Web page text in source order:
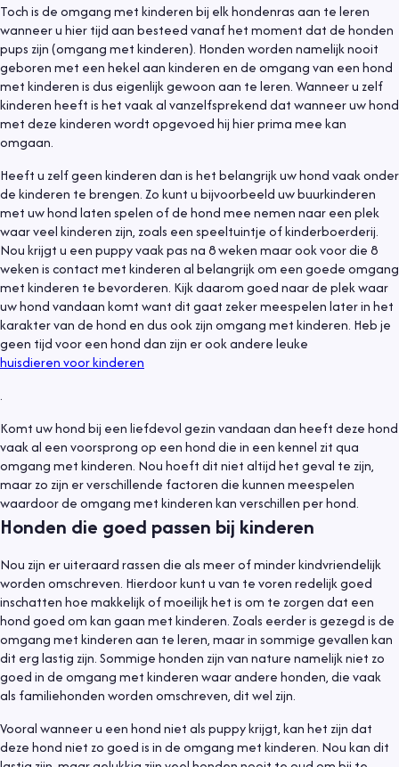
Toch is de omgang met kinderen bij elk hondenras aan te leren
wanneer u hier tijd aan besteed vanaf het moment dat de honden
pups zijn (omgang met kinderen). Honden worden namelijk nooit
geboren met een hekel aan kinderen en de omgang van een hond
met kinderen is dus eigenlijk gewoon aan te leren. Wanneer u zelf
kinderen heeft is het vaak al vanzelfsprekend dat wanneer uw hond
met deze kinderen wordt opgevoed hij hier prima mee kan
omgaan.
Heeft u zelf geen kinderen dan is het belangrijk uw hond vaak onder
de kinderen te brengen. Zo kunt u bijvoorbeeld uw buurkinderen
met uw hond laten spelen of de hond mee nemen naar een plek
waar veel kinderen zijn, zoals een speeltuintje of kinderboerderij.
Nou krijgt u een puppy vaak pas na 8 weken maar ook voor die 8
weken is contact met kinderen al belangrijk om een goede omgang
met kinderen te bevorderen. Kijk daarom goed naar de plek waar
uw hond vandaan komt want dit gaat zeker meespelen later in het
karakter van de hond en dus ook zijn omgang met kinderen. Heb je
geen tijd voor een hond dan zijn er ook andere leuke
huisdieren voor kinderen
.
Komt uw hond bij een liefdevol gezin vandaan dan heeft deze hond
vaak al een voorsprong op een hond die in een kennel zit qua
omgang met kinderen. Nou hoeft dit niet altijd het geval te zijn,
maar zo zijn er verschillende factoren die kunnen meespelen
waardoor de omgang met kinderen kan verschillen per hond.
Honden die goed passen bij kinderen
Nou zijn er uiteraard rassen die als meer of minder kindvriendelijk
worden omschreven. Hierdoor kunt u van te voren redelijk goed
inschatten hoe makkelijk of moeilijk het is om te zorgen dat een
hond goed om kan gaan met kinderen. Zoals eerder is gezegd is de
omgang met kinderen aan te leren, maar in sommige gevallen kan
dit erg lastig zijn. Sommige honden zijn van nature namelijk niet zo
goed in de omgang met kinderen waar andere honden, die vaak
als familiehonden worden omschreven, dit wel zijn.
Vooral wanneer u een hond niet als puppy krijgt, kan het zijn dat
deze hond niet zo goed is in de omgang met kinderen. Nou kan dit